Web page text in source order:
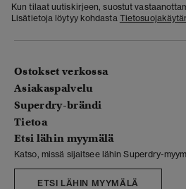
Kun tilaat uutiskirjeen, suostut
Lisätietoja löytyy kohdasta
Ostokset verkossa
Asiakaspalvelu
Superdry-brändi
Tietoa
Etsi lähin myymälä
Katso, missä sijaitsee lähin Superdry-
ETSI LÄHIN MYYMÄLÄ